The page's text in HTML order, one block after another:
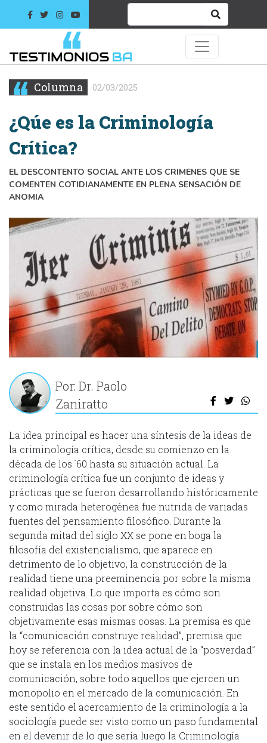
Columna 02/03/2025
¿Qúe es la Criminología
Crítica?
EL DESCONTENTO SOCIAL ANTE LOS CRIMENES QUE SE
COMENTEN COTIDIANAMENTE EN PLENA SENSACIÓN DE
ANOMIA
Por: Dr. Paolo
Zaniratto
La idea principal es hacer una síntesis de la ideas de
la criminología crítica, desde su comienzo en la
década de los ´60 hasta su situación actual. La
criminología crítica fue un conjunto de ideas y
prácticas que se fueron desarrollando históricamente
y como mirada heterogénea fue nutrida de variadas
fuentes del pensamiento filosófico. Durante la
segunda mitad del siglo XX se pone en boga la
filosofía del existencialismo, que aparece en
detrimento de lo objetivo, la construcción de la
realidad tiene una preeminencia por sobre la misma
realidad objetiva. Lo que importa es cómo son
construidas las cosas por sobre cómo son
objetivamente esas mismas cosas. La premisa es que
la “comunicación construye realidad”, premisa que
hoy se referencia con la idea actual de la “posverdad”
que se instala en los medios masivos de
comunicación, sobre todo aquellos que ejercen un
monopolio en el mercado de la comunicación. En
este sentido el acercamiento de la criminología a la
sociología puede ser visto como un paso fundamental
en el devenir de lo que sería luego la Criminología